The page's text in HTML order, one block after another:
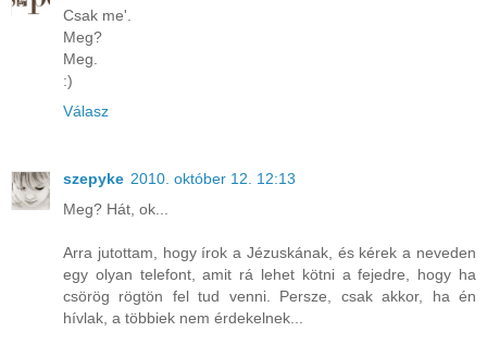
Csak me'.
Meg?
Meg.
:)
Válasz
szepyke 2010. október 12. 12:13
Meg? Hát, ok...
Arra jutottam, hogy írok a Jézuskának, és kérek a neveden
egy olyan telefont, amit rá lehet kötni a fejedre, hogy ha
csörög rögtön fel tud venni. Persze, csak akkor, ha én
hívlak, a többiek nem érdekelnek...